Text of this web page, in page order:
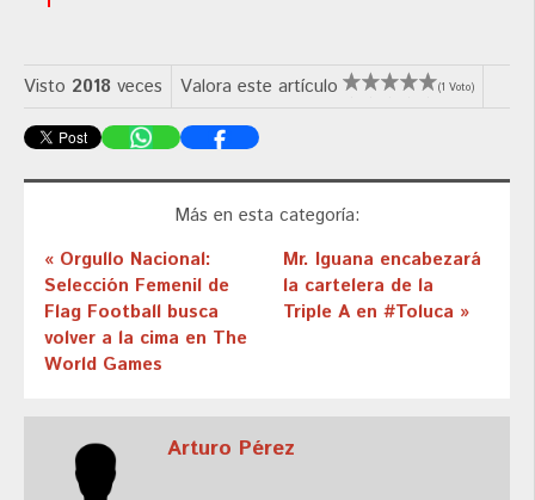
Visto 2018 veces Valora este artículo (1 Voto)
Más en esta categoría:
« Orgullo Nacional:
Selección Femenil de
Flag Football busca
volver a la cima en The
World Games
Mr. Iguana encabezará
la cartelera de la
Triple A en #Toluca »
Arturo Pérez